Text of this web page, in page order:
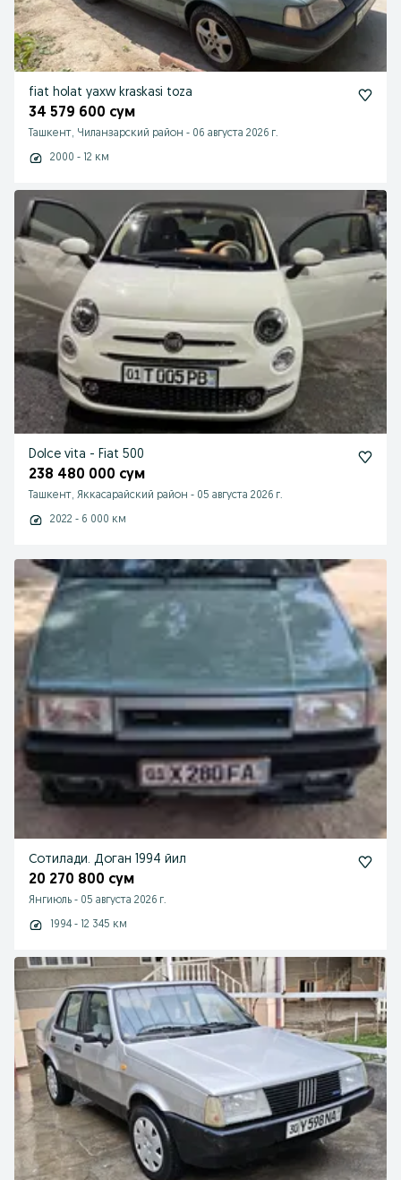
fiat holat yaxw kraskasi toza
34 579 600 сум
Ташкент, Чиланзарский район - 06 августа 2026 г.
2000 - 12 км
Dolce vita - Fiat 500
238 480 000 сум
Ташкент, Яккасарайский район - 05 августа 2026 г.
2022 - 6 000 км
Сотилади. Доган 1994 йил
20 270 800 сум
Янгиюль - 05 августа 2026 г.
1994 - 12 345 км